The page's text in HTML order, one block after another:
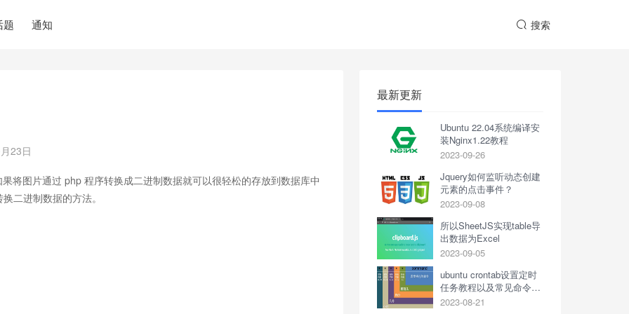
题 通知 搜索
23日
将图片通过 php 程序转换成二进制数据就可以很轻松的存放到数据库中
二进制数据的方法。
最新更新
Ubuntu 22.04系统编译安
装Nginx1.22教程
2023-09-26
Jquery如何监听动态创建
元素的点击事件？
2023-09-08
所以SheetJS实现table导
出数据为Excel
2023-09-05
ubuntu crontab设置定时
任务教程以及常见命令合
集
2023-08-21